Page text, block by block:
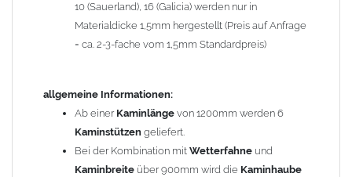
Zum Bild vergößern, bitte auf das Bild klicken!
10 (Sauerland), 16 (Galicia) werden nur in
Materialdicke 1,5mm hergestellt (Preis auf Anfrage
= ca. 2-3-fache vom 1,5mm Standardpreis)
allgemeine Informationen:
Ab einer Kaminlänge von 1200mm werden 6
Kaminstützen geliefert.
Bei der Kombination mit Wetterfahne und
Kaminbreite über 900mm wird die Kaminhaube